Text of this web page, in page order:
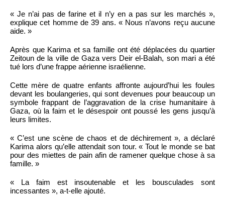
« Je n’ai pas de farine et il n’y en a pas sur les marchés »,
explique cet homme de 39 ans. « Nous n’avons reçu aucune
aide. »
Après que Karima et sa famille ont été déplacées du quartier
Zeitoun de la ville de Gaza vers Deir el-Balah, son mari a été
tué lors d’une frappe aérienne israélienne.
Cette mère de quatre enfants affronte aujourd’hui les foules
devant les boulangeries, qui sont devenues pour beaucoup un
symbole frappant de l’aggravation de la crise humanitaire à
Gaza, où la faim et le désespoir ont poussé les gens jusqu’à
leurs limites.
« C’est une scène de chaos et de déchirement », a déclaré
Karima alors qu’elle attendait son tour. « Tout le monde se bat
pour des miettes de pain afin de ramener quelque chose à sa
famille. »
« La faim est insoutenable et les bousculades sont
incessantes », a-t-elle ajouté.